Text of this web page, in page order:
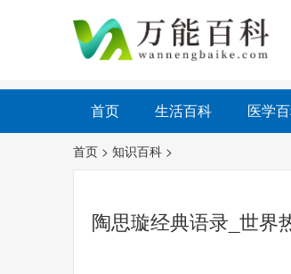
首页 生活百科 医学
首页 > 知识百科 >
陶思璇经典语录_世界